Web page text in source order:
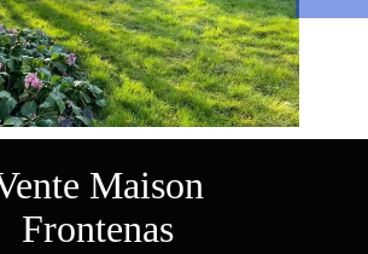
Maison
Frontenas